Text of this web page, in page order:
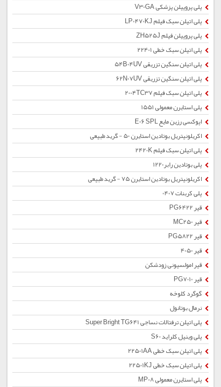
پلی پروپیلن پزشکی V30GA
پلی اتیلن سبک فیلم LP0470KJ
پلی پروپیلن فیلم ZH525J
پلی اتیلن سبک خطی 22401
پلی اتیلن سنگین تزریقی 54B04UV
پلی اتیلن سنگین تزریقی 62N07UV
پلی اتیلن سبک فیلم 2004TC37
پلی استایرن معمولی 1551
اپوکسی رزین مایع E06 SPL
اکریلونیتریل بوتادین استایرن 50 - گرید طبیعی
پلی اتیلن سبک فیلم 2420K
پلی بوتادین رابر1220
اکریلونیتریل بوتادین استایرن 75 - گرید طبیعی
پلی کربنات 0407
قیر PG6422
قیر MC250
قیر PG5822
قیر 4050
قیر امولسیونی زودشکن
قیر PG7010
گوگرد کلوخه
نرمال بوتانول
پلی اتیلن ترفتالات نساجی Super Bright TG641
پلی وینیل کلراید S60
پلی اتیلن سبک خطی 22501AA
پلی اتیلن سبک خطی 22501KJ
پلی استایرن معمولی MP08